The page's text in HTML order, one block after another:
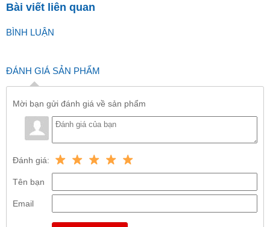
Bài viết liên quan
BÌNH LUẬN
ĐÁNH GIÁ SẢN PHẨM
Mời bạn gửi đánh giá về sản phẩm
Đánh giá:
Tên bạn
Email